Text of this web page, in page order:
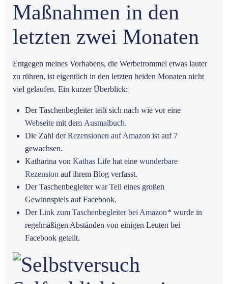
Maßnahmen in den
letzten zwei Monaten
Entgegen meines Vorhabens, die Werbetrommel etwas lauter
zu rühren, ist eigentlich in den letzten beiden Monaten nicht
viel gelaufen. Ein kurzer Überblick:
Der Taschenbegleiter teilt sich nach wie vor eine
Webseite mit dem Ausmalbuch.
Die Zahl derRezensionen auf Amazon ist auf 7
gewachsen.
Katharina von Kathas Life hat eine wunderbare
Rezension auf ihrem Blog verfasst.
Der Taschenbegleiter war Teil eines großen
Gewinnspiels auf Facebook.
DerLink zum Taschenbegleiter bei Amazon* wurde in
regelmäßigen Abständen von einigen Leuten bei
Facebook geteilt.